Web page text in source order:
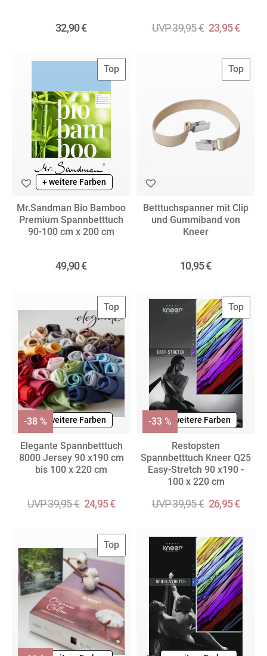
32,90 € UVP 39,95 € 23,95 €
Top
+ weitere Farben
Mr.Sandman Bio Bamboo
Premium Spannbetttuch
90-100 cm x 200 cm
49,90 €
Top
Betttuchspanner mit Clip
und Gummiband von
Kneer
10,95 €
Top
+ weitere Farben
Elegante Spannbetttuch
8000 Jersey 90 x190 cm
bis 100 x 220 cm
UVP 39,95 € 24,95 €
-38 %
Top
+ weitere Farben
Restopsten
Spannbetttuch Kneer Q25
Easy-Stretch 90 x190 -
100 x 220 cm
UVP 39,95 € 26,95 €
-33 %
Top